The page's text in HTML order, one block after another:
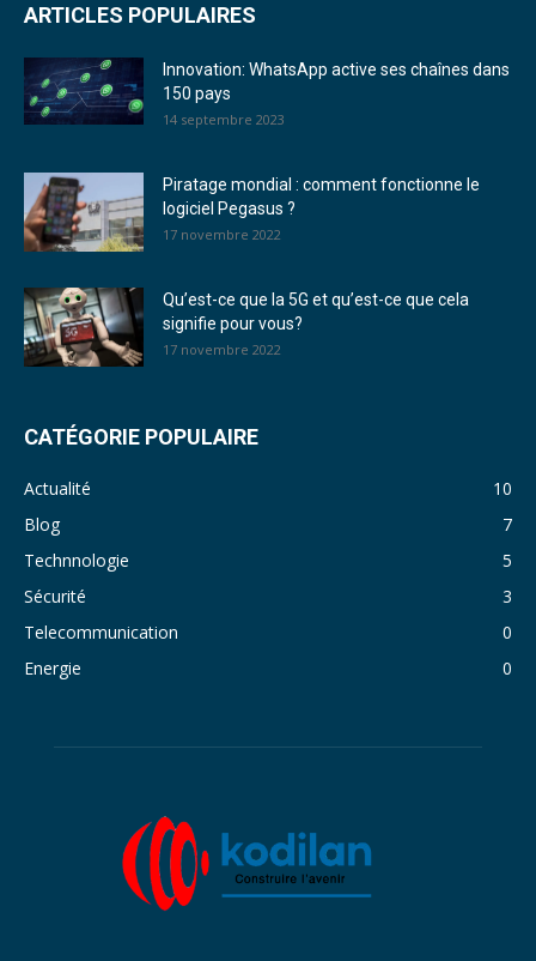
ARTICLES POPULAIRES
Innovation: WhatsApp active ses chaînes dans
150 pays
14 septembre 2023
Piratage mondial : comment fonctionne le
logiciel Pegasus ?
17 novembre 2022
Qu’est-ce que la 5G et qu’est-ce que cela
signifie pour vous?
17 novembre 2022
CATÉGORIE POPULAIRE
Actualité
10
Blog
7
Technnologie
5
Sécurité
3
Telecommunication
0
Energie
0